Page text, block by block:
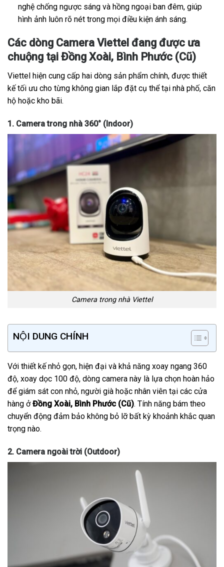
nghệ chống ngược sáng và hồng ngoại ban đêm, giúp
hình ảnh luôn rõ nét trong mọi điều kiện ánh sáng.
Các dòng Camera Viettel đang được ưa
chuộng tại Đồng Xoài, Bình Phước (Cũ)
Viettel hiện cung cấp hai dòng sản phẩm chính, được thiết
kế tối ưu cho từng không gian lắp đặt cụ thể tại nhà phố, căn
hộ hoặc kho bãi.
1. Camera trong nhà 360° (Indoor)
Camera trong nhà Viettel
NỘI DUNG CHÍNH
Với thiết kế nhỏ gọn, hiện đại và khả năng xoay ngang 360
độ, xoay dọc 100 độ, dòng camera này là lựa chọn hoàn hảo
để giám sát con nhỏ, người già hoặc nhân viên tại các cửa
hàng ởĐồng Xoài, Bình Phước (Cũ). Tính năng bám theo
chuyển động đảm bảo không bỏ lỡ bất kỳ khoảnh khắc quan
trọng nào.
2. Camera ngoài trời (Outdoor)